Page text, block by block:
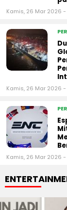
Kamis, 26 Mar 2026 -
Kamis, 26 Mar 2026 -
Kamis, 26 Mar 2026 -